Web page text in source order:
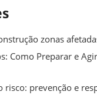
zonas
Como Preparar e
risco: prevenção e